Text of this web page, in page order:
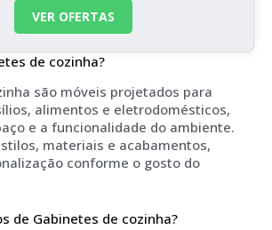
VER OFERTAS
de cozinha?
são móveis projetados para
alimentos e eletrodomésticos,
e a funcionalidade do ambiente.
materiais e acabamentos,
conforme o gosto do
de Gabinetes de cozinha?